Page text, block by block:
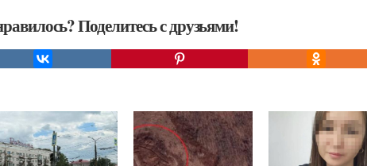
Поделитесь с друзьями!